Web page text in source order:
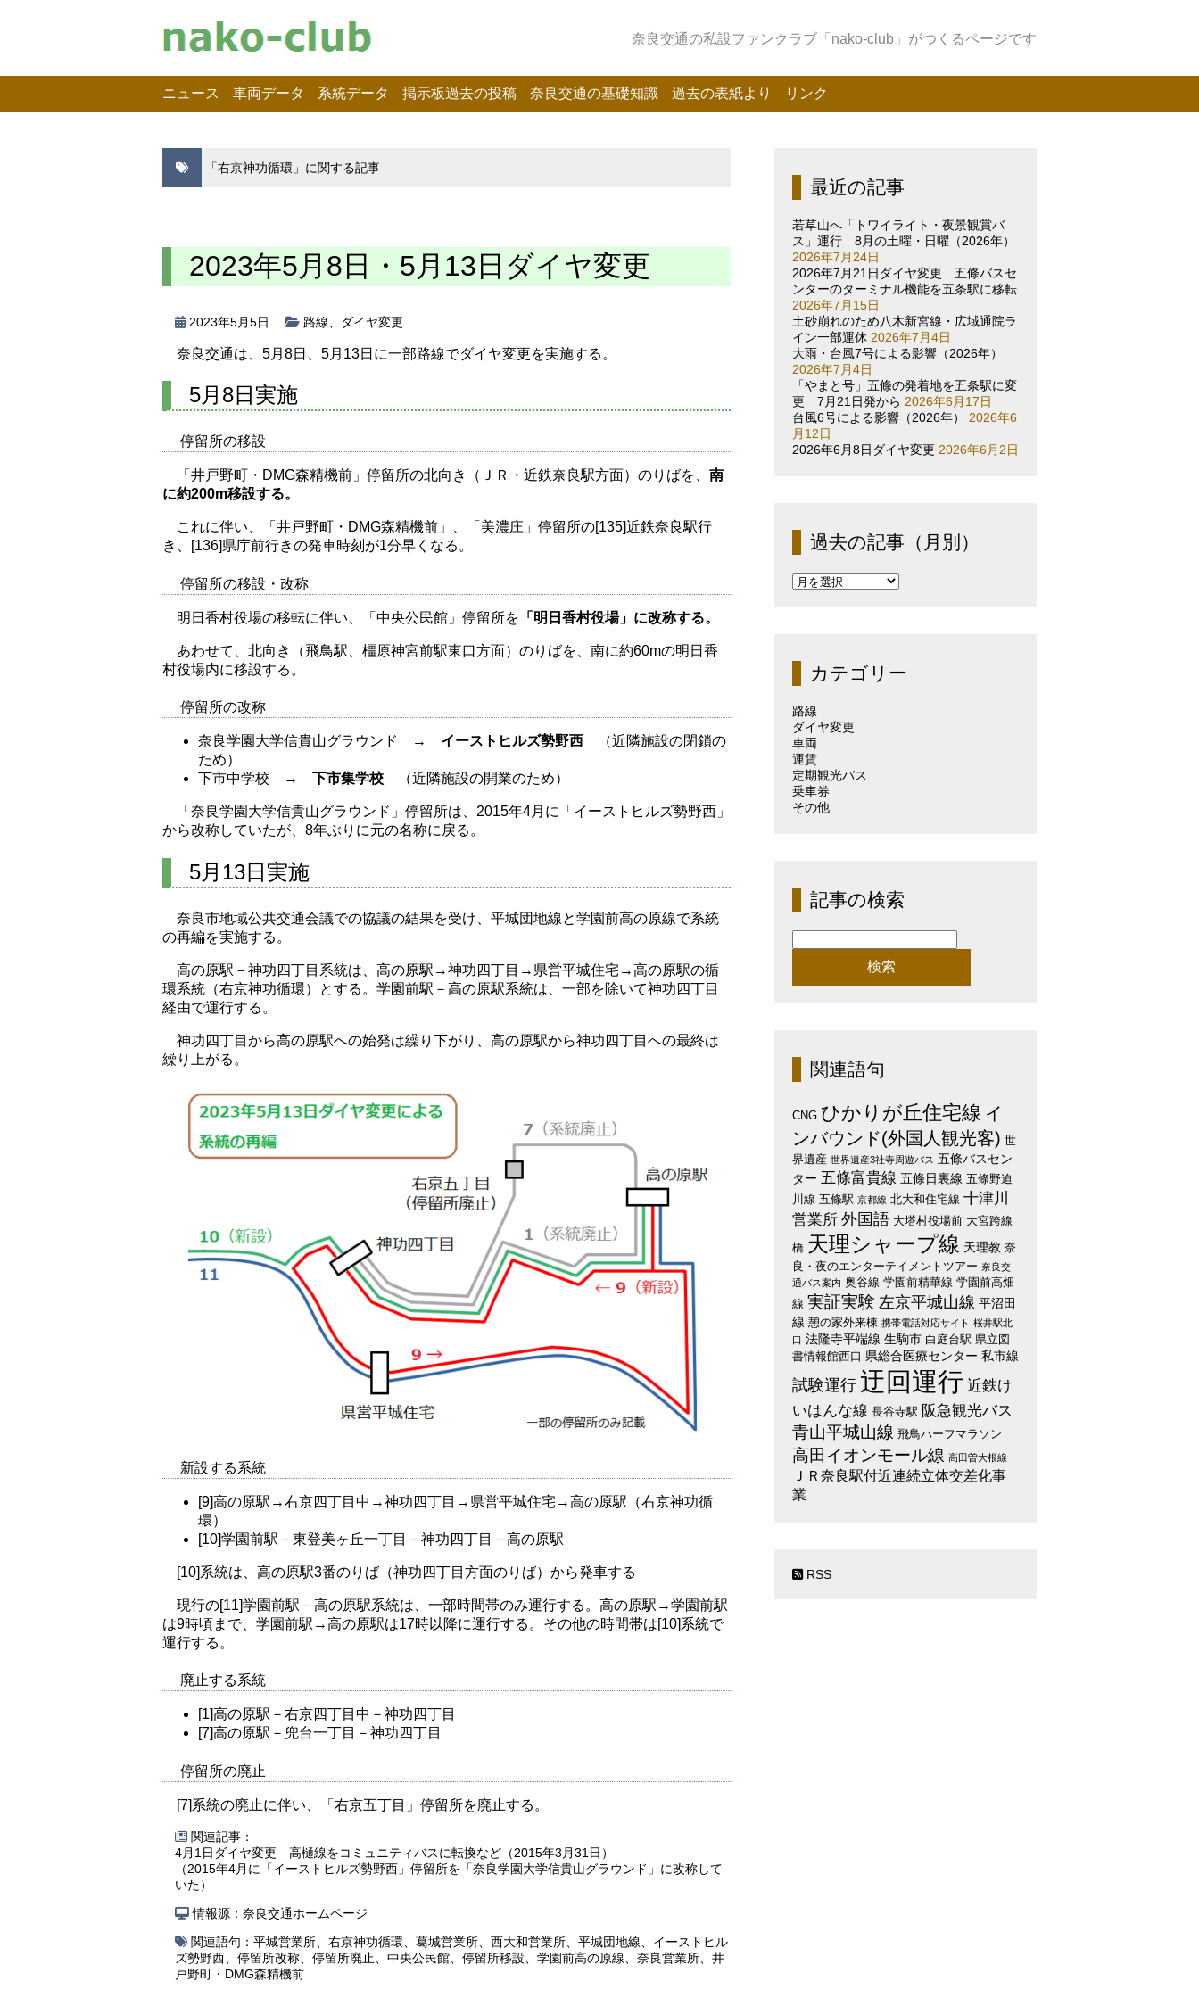
奈良交通の私設ファンクラブ「nako-club」がつくるページです
ニュース 車両データ 系統データ 掲示板過去の投稿 奈良交通の基礎知識 過去の表紙より リンク
「右京神功循環」に関する記事
2023年5月8日・5月13日ダイヤ変更
2023年5月5日 路線 ダイヤ変更
奈良交通は、5月8日、5月13日に一部路線でダイヤ変更を実施する。
5月8日実施
停留所の移設
「井戸野町・DMG森精機前」停留所の北向き（ＪＲ・近鉄奈良駅方面）のりばを、 南
に約200m移設する。
これに伴い、「井戸野町・DMG森精機前」、「美濃庄」停留所の[135]近鉄奈良駅行
き、[136]県庁前行きの発車時刻が1分早くなる。
停留所の移設・改称
明日香村役場の移転に伴い、「中央公民館」停留所を 「明日香村役場」に改称する。
あわせて、北向き（飛鳥駅、橿原神宮前駅東口方面）のりばを、南に約60mの明日香
村役場内に移設する。
停留所の改称
奈良学園大学信貴山グラウンド → イーストヒルズ勢野西 （近隣施設の閉鎖の
ため）
下市中学校 → 下市集学校 （近隣施設の開業のため）
「奈良学園大学信貴山グラウンド」停留所は、2015年4月に「イーストヒルズ勢野西」
から改称していたが、8年ぶりに元の名称に戻る。
5月13日実施
奈良市地域公共交通会議での協議の結果を受け、平城団地線と学園前高の原線で系統
の再編を実施する。
高の原駅－神功四丁目系統は、高の原駅→神功四丁目→県営平城住宅→高の原駅の循
環系統（右京神功循環）とする。学園前駅－高の原駅系統は、一部を除いて神功四丁目
経由で運行する。
神功四丁目から高の原駅への始発は繰り下がり、高の原駅から神功四丁目への最終は
繰り上がる。
新設する系統
[9]高の原駅→右京四丁目中→神功四丁目→県営平城住宅→高の原駅（右京神功循
環）
[10]学園前駅－東登美ヶ丘一丁目－神功四丁目－高の原駅
[10]系統は、高の原駅3番のりば（神功四丁目方面のりば）から発車する
現行の[11]学園前駅－高の原駅系統は、一部時間帯のみ運行する。高の原駅→学園前駅
は9時頃まで、学園前駅→高の原駅は17時以降に運行する。その他の時間帯は[10]系統で
運行する。
廃止する系統
[1]高の原駅－右京四丁目中－神功四丁目
[7]高の原駅－兜台一丁目－神功四丁目
停留所の廃止
[7]系統の廃止に伴い、「右京五丁目」停留所を廃止する。
関連記事：
4月1日ダイヤ変更 高樋線をコミュニティバスに転換など（2015年3月31日）
（2015年4月に「イーストヒルズ勢野西」停留所を「奈良学園大学信貴山グラウンド」に改称して
いた）
情報源：奈良交通ホームページ
関連語句： 平城営業所 右京神功循環 葛城営業所 西大和営業所 平城団地線
イーストヒル
ズ勢野西
停留所改称 停留所廃止 中央公民館 停留所移設 学園前高の原線 奈良営業所
井
戸野町・DMG森精機前
最近の記事
若草山へ「トワイライト・夜景観賞バ
ス」運行 8月の土曜・日曜（2026年）
2026年7月24日
2026年7月21日ダイヤ変更 五條バスセ
ンターのターミナル機能を五条駅に移転
2026年7月15日
土砂崩れのため八木新宮線・広域通院ラ
イン一部運休 2026年7月4日
大雨・台風7号による影響（2026年）
2026年7月4日
「やまと号」五條の発着地を五条駅に変
更 7月21日発から 2026年6月17日
台風6号による影響（2026年）
2026年6
月12日
2026年6月8日ダイヤ変更 2026年6月2日
過去の記事（月別）
過
（月
別）カテゴリー
路線
ダイヤ変更
車両
運賃
定期観光バス
乗車券
その他
記事の検索
索:
関連語句
CNG ひかりが丘住宅線 イ
ンバウンド(外国人観光客) 世
界遺産 世界遺産3社寺周遊バス 五條バスセン
ター 五條富貴線 五條日裏線 五條野迫
川線 五條駅 京都線 北大和住宅線 十津川
営業所 外国語 大塔村役場前 大宮跨線
橋 天理シャープ線 天理教 奈
良・夜のエンターテイメントツアー 奈良交
通バス案内 奥谷線 学園前精華線 学園前高畑
線 実証実験 左京平城山線 平沼田
線 憩の家外来棟 携帯電話対応サイト 桜井駅北
口 法隆寺平端線 生駒市 白庭台駅 県立図
書情報館西口 県総合医療センター 私市線
試験運行 迂回運行 近鉄け
いはんな線 長谷寺駅 阪急観光バス
青山平城山線 飛鳥ハーフマラソン
高田イオンモール線 高田曽大根線
ＪＲ奈良駅付近連続立体交差化事
業
RSS